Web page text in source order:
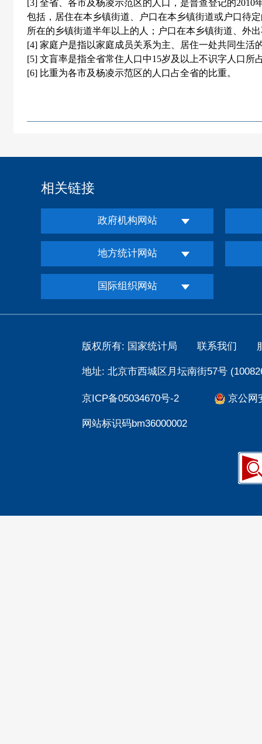
[3] 全省、各市及杨凌示范区的人口，是普查登记的2010
包括，居住在本乡镇街道、户口在本乡镇街道或户口待
所在的乡镇街道半年以上的人；户口在本乡镇街道、外
[4] 家庭户是指以家庭成员关系为主、居住一处共同生活
[5] 文盲率是指全省常住人口中15岁及以上不识字人口所
[6] 比重为各市及杨凌示范区的人口占全省的比重。
相关链接
政府机构网站
地方统计网站
国际组织网站
版权所有: 国家统计局 联系我们
地址: 北京市西城区月坛南街57号
京ICP备05034670号-2 京公网
网站标识码bm36000002